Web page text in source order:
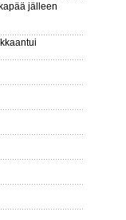
jälleen